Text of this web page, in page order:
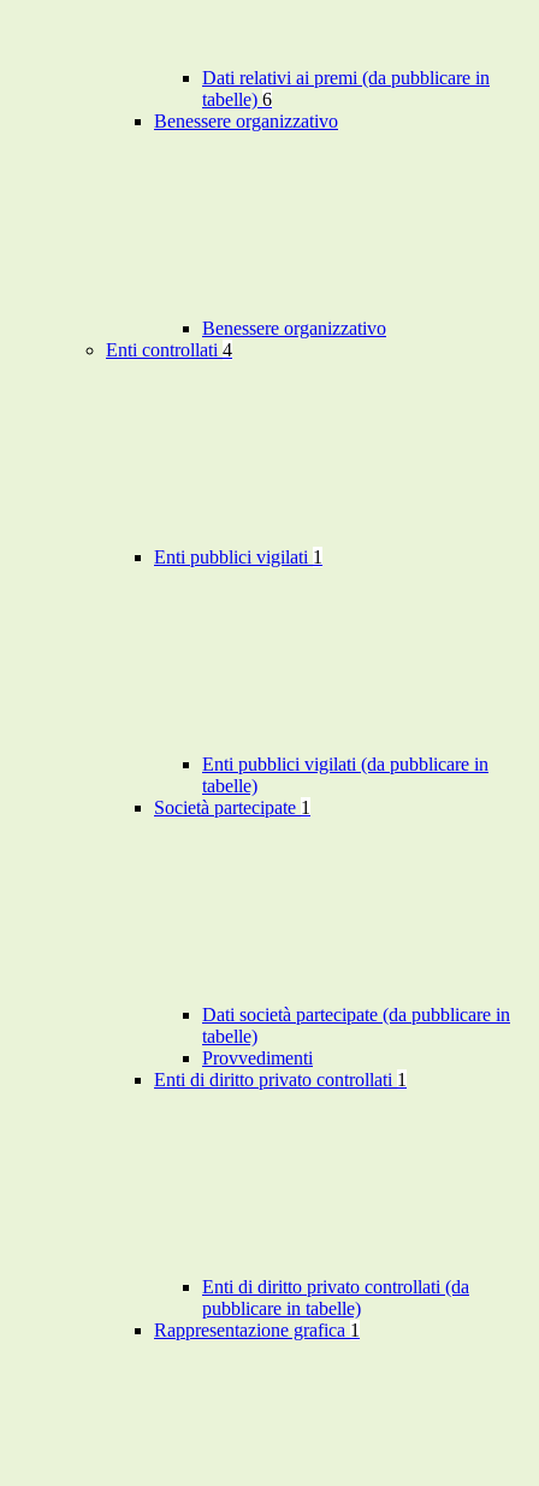
Dati relativi ai premi (da pubblicare in
tabelle) 6
Benessere organizzativo
Benessere organizzativo
Enti controllati 4
Enti pubblici vigilati 1
Enti pubblici vigilati (da pubblicare in
tabelle)
Società partecipate 1
Dati società partecipate (da pubblicare in
tabelle)
Provvedimenti
Enti di diritto privato controllati 1
Enti di diritto privato controllati (da
pubblicare in tabelle)
Rappresentazione grafica 1